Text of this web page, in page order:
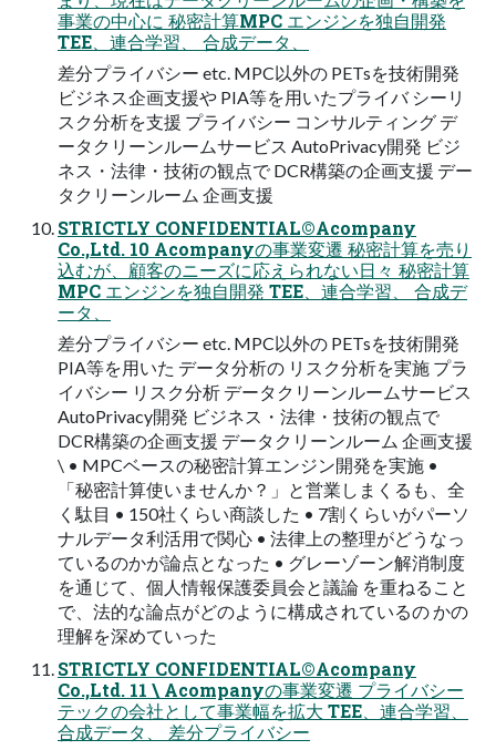
事業の中⼼に 秘密計算MPC エンジンを独⾃開発
TEE、連合学習、 合成データ、
差分プライバシー etc. MPC以外の PETsを技術開発
ビジネス企画⽀援や PIA等を⽤いたプライバ シーリ
スク分析を⽀援 プライバシー コンサルティング デ
ータクリーンルームサービス AutoPrivacy開発 ビジ
ネス・法律・技術の観点で DCR構築の企画⽀援 デー
タクリーンルーム 企画⽀援
STRICTLY CONFIDENTIAL©Acompany
Co.,Ltd. 10 Acompanyの事業変遷 秘密計算を売り
込むが、顧客のニーズに応えられない⽇々 秘密計算
MPC エンジンを独⾃開発 TEE、連合学習、 合成デ
ータ、
差分プライバシー etc. MPC以外の PETsを技術開発
PIA等を⽤いた データ分析の リスク分析を実施 プラ
イバシー リスク分析 データクリーンルームサービス
AutoPrivacy開発 ビジネス・法律・技術の観点で
DCR構築の企画⽀援 データクリーンルーム 企画⽀援
\ • MPCベースの秘密計算エンジン開発を実施 •
「秘密計算使いませんか？」と営業しまくるも、全
く駄⽬ • 150社くらい商談した • 7割くらいがパーソ
ナルデータ利活⽤で関⼼ • 法律上の整理がどうなっ
ているのかが論点となった • グレーゾーン解消制度
を通じて、個⼈情報保護委員会と議論 を重ねること
で、法的な論点がどのように構成されているの かの
理解を深めていった
STRICTLY CONFIDENTIAL©Acompany
Co.,Ltd. 11 \ Acompanyの事業変遷 プライバシー
テックの会社として事業幅を拡⼤ TEE、連合学習、
合成データ、 差分プライバシー